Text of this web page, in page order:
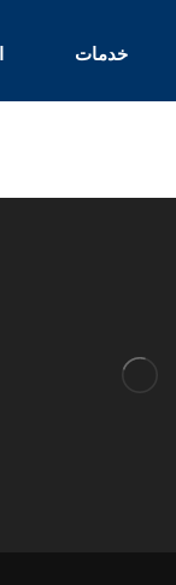
خدمات